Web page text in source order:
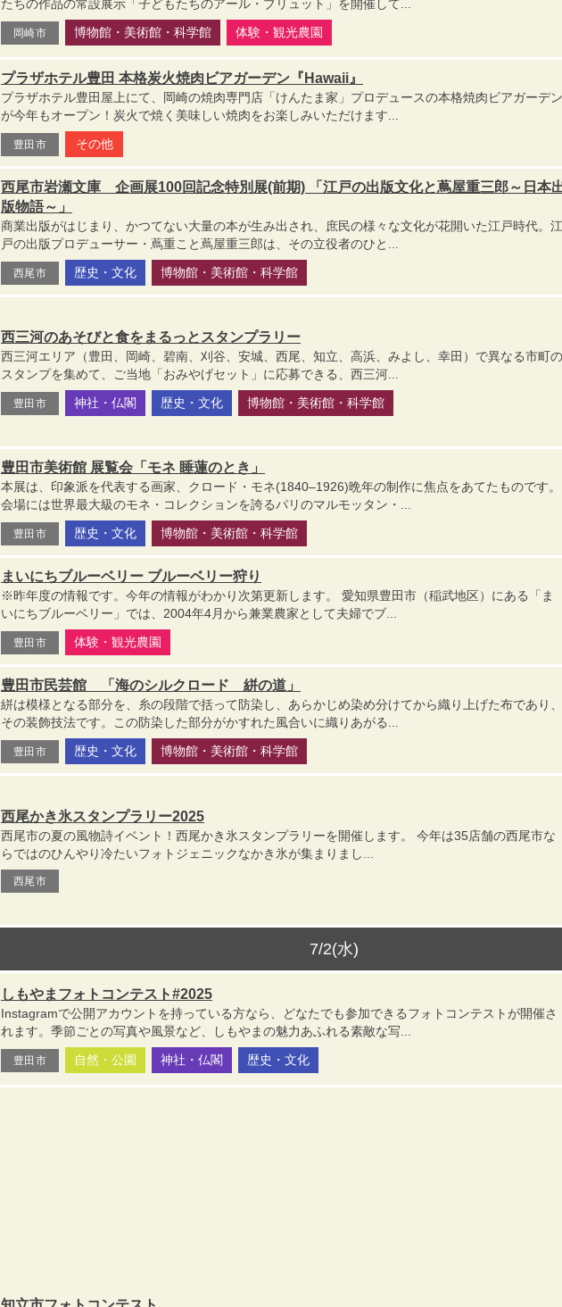
たちの作品の常設展示「子どもたちのアール・ブリュット」を開催して...
岡崎市 博物館・美術館・科学館 体験・観光農園
プラザホテル豊田 本格炭火焼肉ビアガーデン『Hawaii』
プラザホテル豊田屋上にて、岡崎の焼肉専門店「けんたま家」プロデュースの本格焼肉ビアガーデン
が今年もオープン！炭火で焼く美味しい焼肉をお楽しみいただけます...
豊田市 その他
西尾市岩瀬文庫 企画展100回記念特別展(前期) 「江戸の出版文化と蔦屋重三郎～日本
版物語～」
商業出版がはじまり、かつてない大量の本が生み出され、庶民の様々な文化が花開いた江戸時代。江
戸の出版プロデューサー・蔦重こと蔦屋重三郎は、その立役者のひと...
西尾市 歴史・文化 博物館・美術館・科学館
西三河のあそびと食をまるっとスタンプラリー
西三河エリア（豊田、岡崎、碧南、刈谷、安城、西尾、知立、高浜、みよし、幸田）で異なる市町の
スタンプを集めて、ご当地「おみやげセット」に応募できる、西三河...
豊田市 神社・仏閣 歴史・文化 博物館・美術館・科学館
豊田市美術館 展覧会「モネ 睡蓮のとき」
本展は、印象派を代表する画家、クロード・モネ(1840–1926)晩年の制作に焦点をあてたものです。
会場には世界最大級のモネ・コレクションを誇るパリのマルモッタン・...
豊田市 歴史・文化 博物館・美術館・科学館
まいにちブルーベリー ブルーベリー狩り
※昨年度の情報です。今年の情報がわかり次第更新します。 愛知県豊田市（稲武地区）にある「ま
いにちブルーベリー」では、2004年4月から兼業農家として夫婦でブ...
豊田市 体験・観光農園
豊田市民芸館 「海のシルクロード 絣の道」
絣は模様となる部分を、糸の段階で括って防染し、あらかじめ染め分けてから織り上げた布であり、
その装飾技法です。この防染した部分がかすれた風合いに織りあがる...
豊田市 歴史・文化 博物館・美術館・科学館
西尾かき氷スタンプラリー2025
西尾市の夏の風物詩イベント！西尾かき氷スタンプラリーを開催します。 今年は35店舗の西尾市な
らではのひんやり冷たいフォトジェニックなかき氷が集まりまし...
西尾市
7/2(水)
しもやまフォトコンテスト#2025
Instagramで公開アカウントを持っている方なら、どなたでも参加できるフォトコンテストが開催さ
れます。季節ごとの写真や風景など、しもやまの魅力あふれる素敵な写...
豊田市 自然・公園 神社・仏閣 歴史・文化